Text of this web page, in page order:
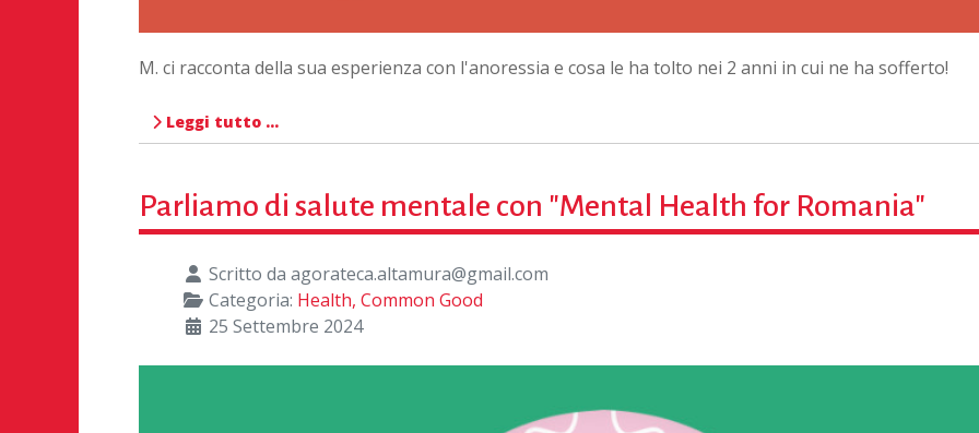
M. ci racconta della sua esperienza con l'anoressia e cosa le ha tolto nei 2 anni in cui ne ha sofferto!
Leggi tutto …
Parliamo di salute mentale con "Mental Health for Romania"
Scritto da agorateca.altamura@gmail.com
Categoria: Health, Common Good
25 Settembre 2024